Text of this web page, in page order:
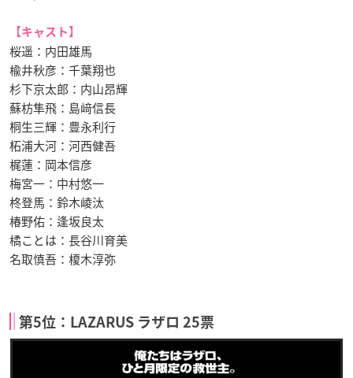
【キャスト】
桜遥：内田雄馬
楡井秋彦：千葉翔也
杉下京太郎：内山昂輝
蘇枋隼飛：島﨑信長
桐生三輝：豊永利行
柘浦大河：河西健吾
梶蓮：岡本信彦
梅宮一：中村悠一
柊登馬：鈴木崚汰
椿野佑：逢坂良太
橘ことは：長谷川育美
名取慎吾：榎木淳弥
第5位：LAZARUS ラザロ 25票